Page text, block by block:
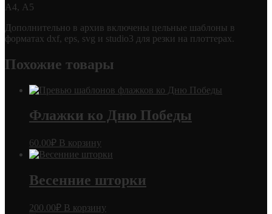
А4, А5
Дополнительно в архив включены цельные шаблоны в
форматах dxf, eps, svg и studio3 для резки на плоттерах.
Похожие товары
Флажки ко Дню Победы
60.00₽ В корзину
Весенние шторки
200.00₽ В корзину